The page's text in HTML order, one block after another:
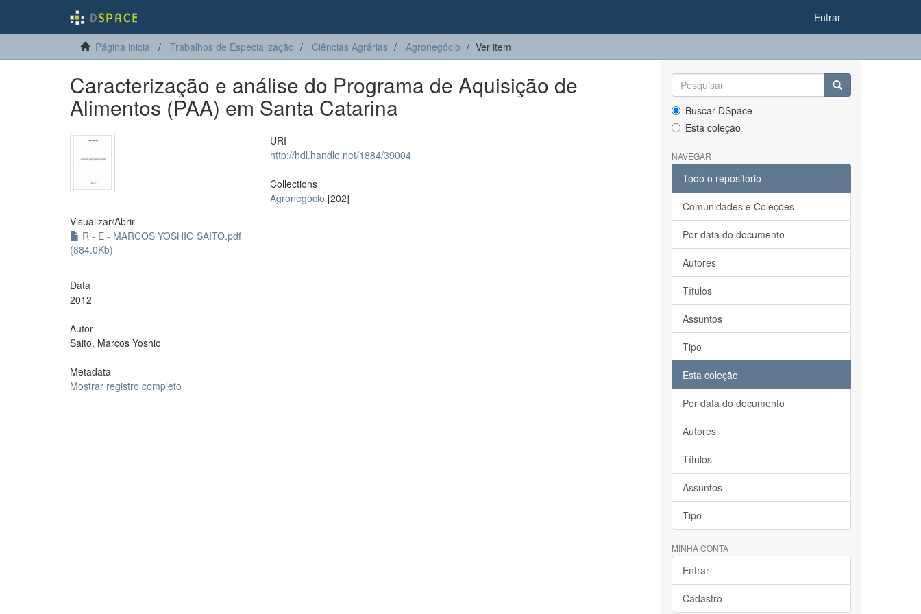
Entrar
Página inicial Trabalhos de Especialização Ciências Agrárias Agronegócio Ver item
Caracterização e análise do Programa de Aquisição de
Alimentos (PAA) em Santa Catarina
Visualizar/Abrir
R - E - MARCOS YOSHIO SAITO.pdf
(884.0Kb)
Data
2012
Autor
Saito, Marcos Yoshio
Metadata
Mostrar registro completo
URI
http://hdl.handle.net/1884/39004
Collections
Agronegócio [202]
Buscar DSpace
Esta coleção
NAVEGAR
Todo o repositório
Comunidades e Coleções
Por data do documento
Autores
Títulos
Assuntos
Tipo
Esta coleção
Por data do documento
Autores
Títulos
Assuntos
Tipo
MINHA CONTA
Entrar
Cadastro